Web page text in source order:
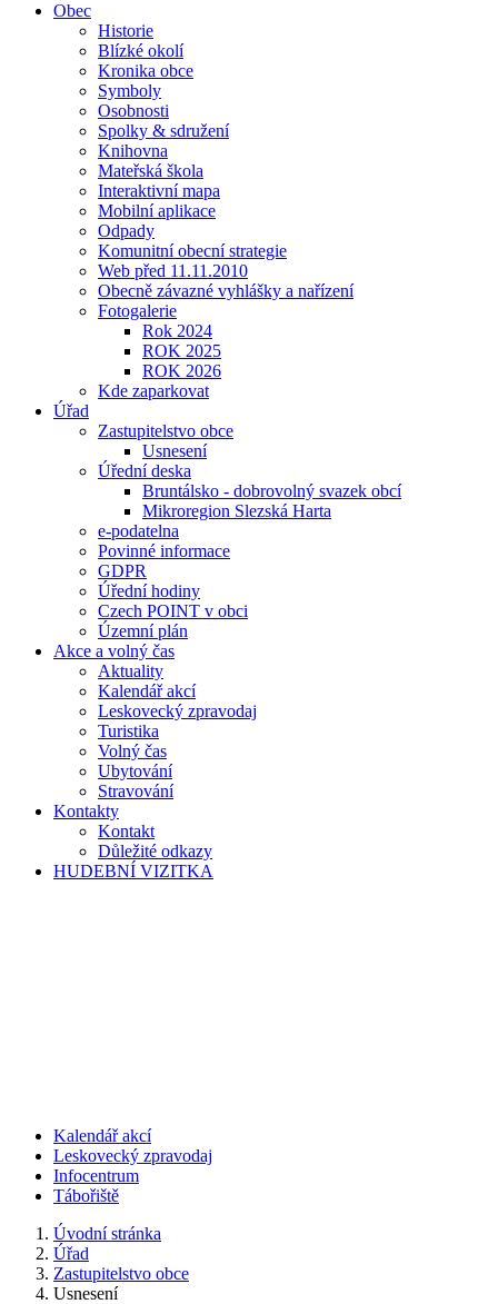
Obec
Historie
Blízké okolí
Kronika obce
Symboly
Osobnosti
Spolky & sdružení
Knihovna
Mateřská škola
Interaktivní mapa
Mobilní aplikace
Odpady
Komunitní obecní strategie
Web před 11.11.2010
Obecně závazné vyhlášky a nařízení
Fotogalerie
Rok 2024
ROK 2025
ROK 2026
Kde zaparkovat
Úřad
Zastupitelstvo obce
Usnesení
Úřední deska
Bruntálsko - dobrovolný svazek obcí
Mikroregion Slezská Harta
e-podatelna
Povinné informace
GDPR
Úřední hodiny
Czech POINT v obci
Územní plán
Akce a volný čas
Aktuality
Kalendář akcí
Leskovecký zpravodaj
Turistika
Volný čas
Ubytování
Stravování
Kontakty
Kontakt
Důležité odkazy
HUDEBNÍ VIZITKA
Kalendář akcí
Leskovecký zpravodaj
Infocentrum
Tábořiště
Úvodní stránka
Úřad
Zastupitelstvo obce
Usnesení